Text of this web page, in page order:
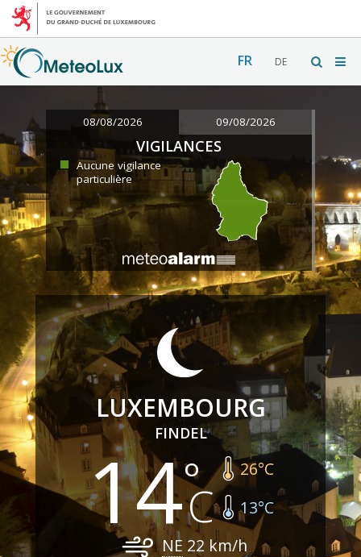
FR DE
08/08/2026 09/08/2026
VIGILANCES
Aucune vigilance
particulière
LUXEMBOURG
FINDEL
14 26°C
13°C
NE 22 km/h